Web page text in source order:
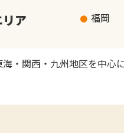
ア 福岡
・関西・九州地区を中心